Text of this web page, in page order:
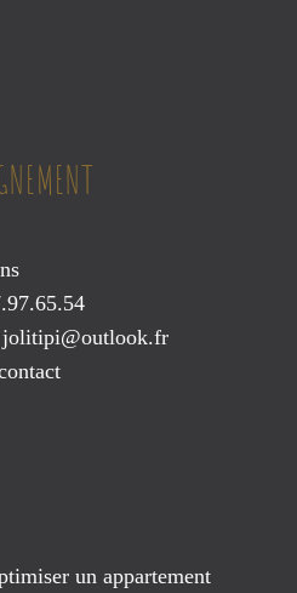
jolitipi@outlook.fr
un appartement